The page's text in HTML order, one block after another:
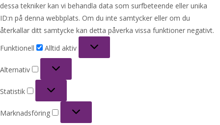
dessa tekniker kan vi behandla data som surfbeteende eller unika
ID:n på denna webbplats. Om du inte samtycker eller om du
återkallar ditt samtycke kan detta påverka vissa funktioner negativt.
Funktionell
Alltid aktiv
Alternativ
Statistik
Marknadsföring